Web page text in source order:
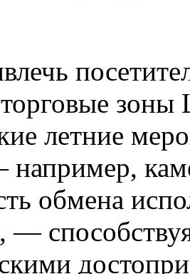
зоны
летние
обмена
—